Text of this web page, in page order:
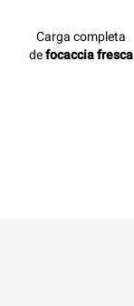
Carga completa
defocaccia fresca